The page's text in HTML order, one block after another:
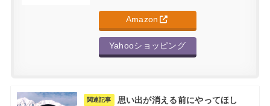
Amazon
Yahooショッピング
関連記事
思い出が消える前にやってほし